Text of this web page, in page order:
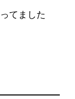
ってました